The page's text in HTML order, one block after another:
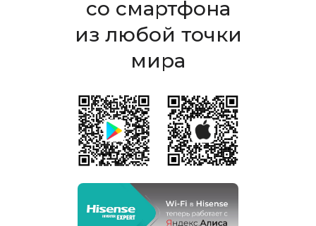
со смартфона
из любой точки
мира